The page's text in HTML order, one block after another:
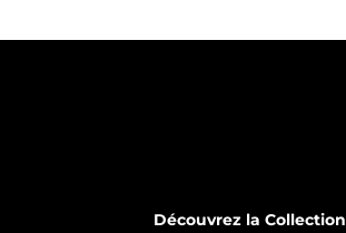
Découvrez la Collection